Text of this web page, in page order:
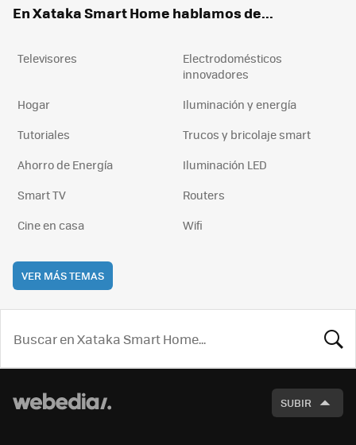
En Xataka Smart Home hablamos de...
Televisores
Electrodomésticos
innovadores
Hogar
Iluminación y energía
Tutoriales
Trucos y bricolaje smart
Ahorro de Energía
Iluminación LED
Smart TV
Routers
Cine en casa
Wifi
VER MÁS TEMAS
SUBIR